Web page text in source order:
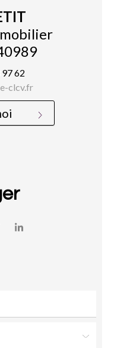
62
clcv.fr